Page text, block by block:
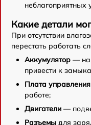
неблагоприятных
Какие детали
При отсутствии
перестать работать
Аккумулятор —
привести к
Плата управления
работе;
Двигатели —
Разъемы для